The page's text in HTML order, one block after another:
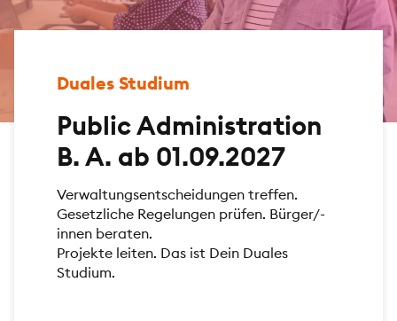
Duales Studium
Public Administration
B. A. ab 01.09.2027
Verwaltungsentscheidungen treffen.
Gesetzliche Regelungen prüfen. Bürger/-
innen beraten.
Projekte leiten. Das ist Dein Duales
Studium.